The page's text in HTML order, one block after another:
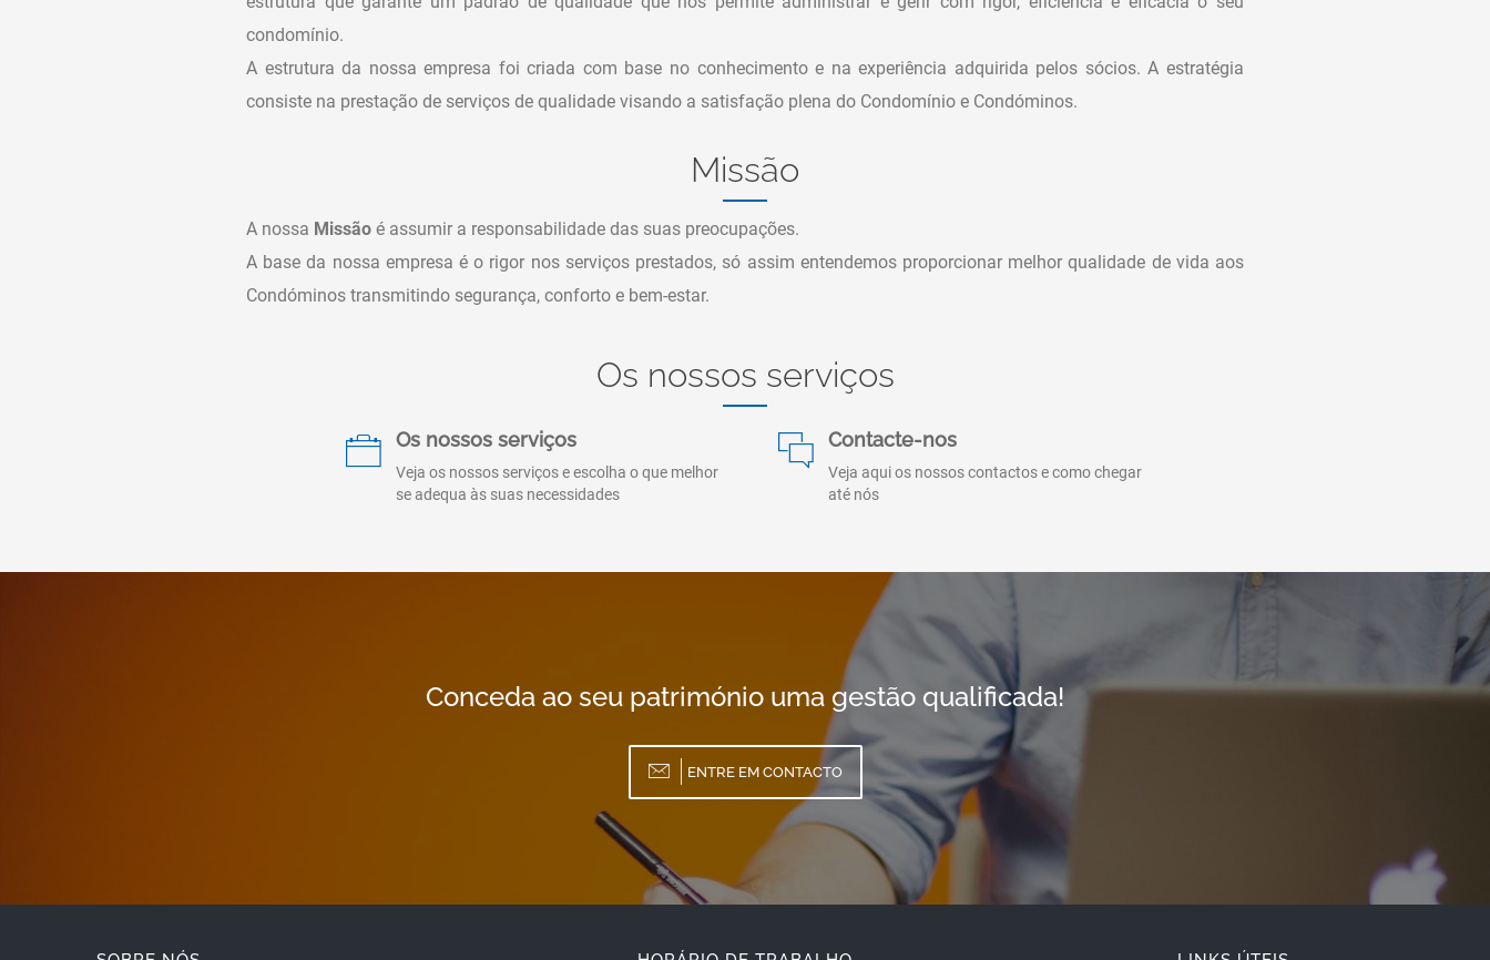
condomínio.
A estrutura da nossa empresa foi criada com base no conhecimento e na experiência adquirida pelos sócios. A estratégia
consiste na prestação de serviços de qualidade visando a satisfação plena do Condomínio e Condóminos.
Missão
A nossa Missão é assumir a responsabilidade das suas preocupações.
A base da nossa empresa é o rigor nos serviços prestados, só assim entendemos proporcionar melhor qualidade de vida aos
Condóminos transmitindo segurança, conforto e bem-estar.
Os nossos serviços
Os nossos serviços
Veja os nossos serviços e escolha o que melhor
se adequa às suas necessidades
Contacte-nos
Veja aqui os nossos contactos e como chegar
até nós
Conceda ao seu património uma gestão qualificada!
ENTRE EM CONTACTO